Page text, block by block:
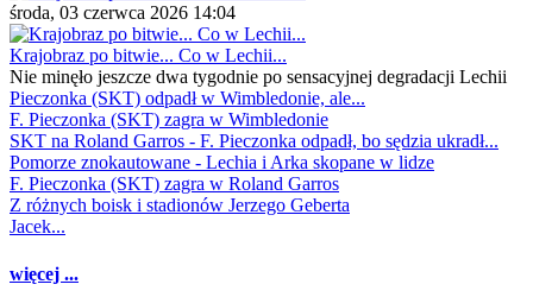
środa, 03 czerwca 2026 14:04
Krajobraz po bitwie... Co w Lechii...
Nie minęło jeszcze dwa tygodnie po sensacyjnej degradacji Lechii
Pieczonka (SKT) odpadł w Wimbledonie, ale...
F. Pieczonka (SKT) zagra w Wimbledonie
SKT na Roland Garros - F. Pieczonka odpadł, bo sędzia ukradł...
Pomorze znokautowane - Lechia i Arka skopane w lidze
F. Pieczonka (SKT) zagra w Roland Garros
Z różnych boisk i stadionów Jerzego Geberta
Jacek...
więcej ...